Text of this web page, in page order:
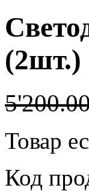
(2шт.)
Товар
Код